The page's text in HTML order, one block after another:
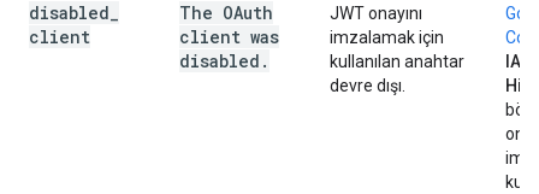
disabled
client
The OAuth
client was
disabled .
JWT onayını
imzalamak için
kullanılan anahtar
devre dışı.